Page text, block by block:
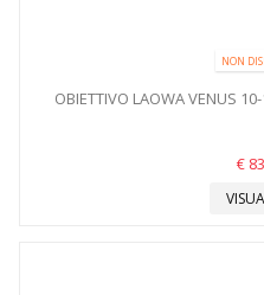
NON
OBIETTIVO LAOWA VENUS
€